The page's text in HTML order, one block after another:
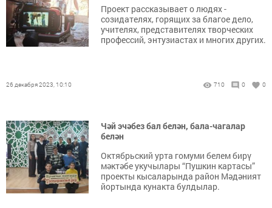
Проект рассказывает о людях -
созидателях, горящих за благое дело,
учителях, представителях творческих
профессий, энтузиастах и многих других.
26 декабря 2023, 10:10 710 0 0
Чәй эчәбез бал белән, бала-чагалар
белән
Октябрьский урта гомуми белем бирү
мәктәбе укучылары “Пушкин картасы”
проекты кысаларында район Мәдәният
йортында кунакта булдылар.